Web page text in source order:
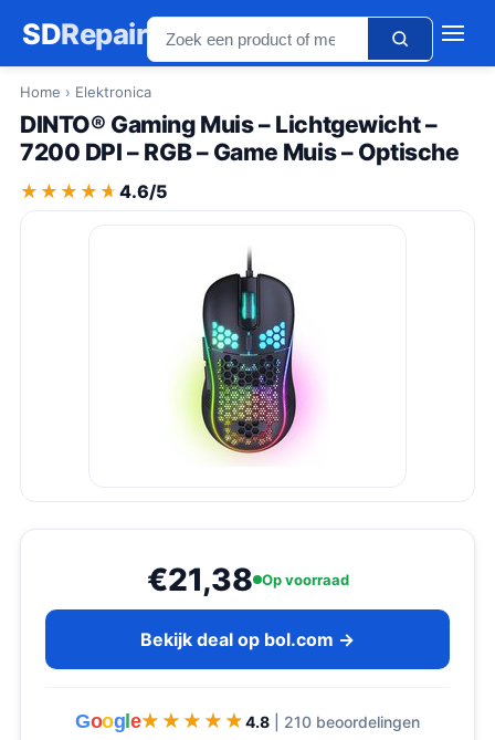
SDRepair
Home › Elektronica
DINTO® Gaming Muis – Lichtgewicht –
7200 DPI – RGB – Game Muis – Optische
★★★★★
★★★★★ 4.6/5
€21,38 Op voorraad
Bekijk deal op bol.com →
Goog e★★★★★
★★★★★ 4.8 | 210 beoordelingen